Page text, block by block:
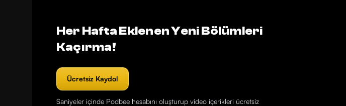
Her Hafta Eklenen Yeni Bölümleri
Kaçırma!
Ücretsiz Kaydol
Saniyeler içinde Podbee hesabını oluşturup video içerikleri ücretsiz